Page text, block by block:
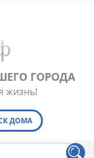
ГОРОДА
жизнь!
ДОМА